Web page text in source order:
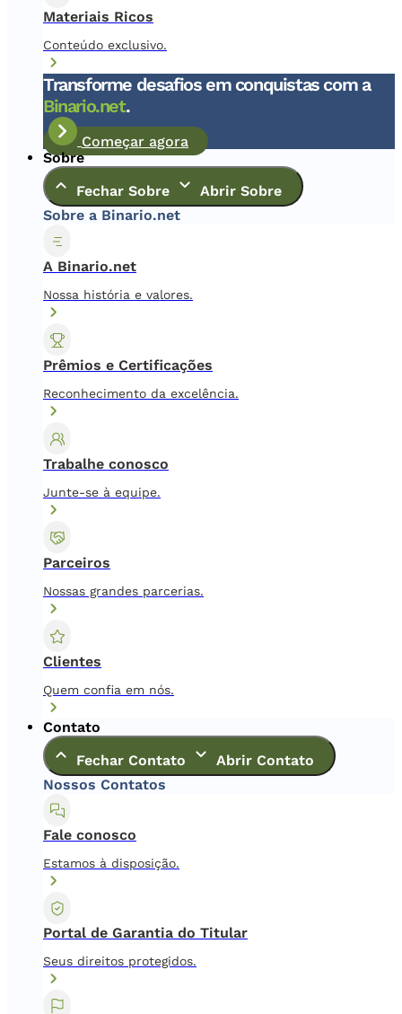
Materiais Ricos
Conteúdo exclusivo.
Transforme desafios em conquistas com a
Binario.net.
Começar agora
Sobre
Fechar Sobre
Abrir Sobre
Sobre a Binario.net
A Binario.net
Nossa história e valores.
Prêmios e Certificações
Reconhecimento da excelência.
Trabalhe conosco
Junte-se à equipe.
Parceiros
Nossas grandes parcerias.
Clientes
Quem confia em nós.
Contato
Fechar Contato
Abrir Contato
Nossos Contatos
Fale conosco
Estamos à disposição.
Portal de Garantia do Titular
Seus direitos protegidos.